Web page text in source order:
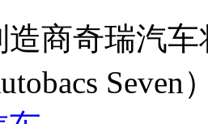
造商奇瑞汽